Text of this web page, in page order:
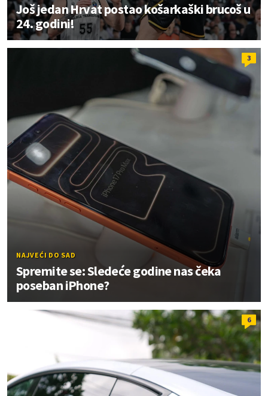
Još jedan Hrvat postao košarkaški brucoš u
24. godini!
3
NAJVEĆI DO SAD
Spremite se: Sledeće godine nas čeka
poseban iPhone?
6